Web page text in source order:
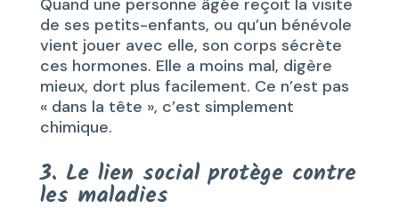
de ses petits-enfants, ou qu’un bénévole
vient jouer avec elle, son corps sécrète
ces hormones. Elle a moins mal, digère
mieux, dort plus facilement. Ce n’est pas
« dans la tête », c’est simplement
chimique.
3. Le lien social protège contre
les maladies